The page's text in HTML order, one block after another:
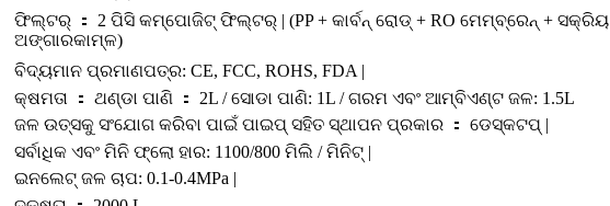
ଫିଲ୍ଟର୍ ： 2 ପିସି କମ୍ପୋଜିଟ୍ ଫିଲ୍ଟର୍ | (PP + କାର୍ବନ୍ ରୋଡ୍ + RO ମେମ୍ବ୍ରେନ୍ + ସକ୍ରିୟ
ଅଙ୍ଗାରକାମ୍ଳ)
ବିଦ୍ୟମାନ ପ୍ରମାଣପତ୍ର: CE, FCC, ROHS, FDA |
କ୍ଷମତା ： ଥଣ୍ଡା ପାଣି ： 2L / ସୋଡା ପାଣି: 1L / ଗରମ ଏବଂ ଆମ୍ବିଏଣ୍ଟ ଜଳ: 1.5L
ଜଳ ଉତ୍ସକୁ ସଂଯୋଗ କରିବା ପାଇଁ ପାଇପ୍ ସହିତ ସ୍ଥାପନ ପ୍ରକାର ： ଡେସ୍କଟପ୍ |
ସର୍ବାଧିକ ଏବଂ ମିନି ଫ୍ଲୋ ହାର: 1100/800 ମିଲି / ମିନିଟ୍ |
ଇନଲେଟ୍ ଜଳ ଚାପ: 0.1-0.4MPa |